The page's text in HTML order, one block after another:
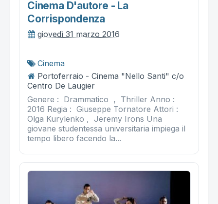
Cinema D'autore - La
Corrispondenza
giovedì 31 marzo 2016
Cinema
Portoferraio - Cinema "Nello Santi" c/o
Centro De Laugier
Genere : Drammatico , Thriller Anno :
2016 Regia : Giuseppe Tornatore Attori :
Olga Kurylenko , Jeremy Irons Una
giovane studentessa universitaria impiega il
tempo libero facendo la...